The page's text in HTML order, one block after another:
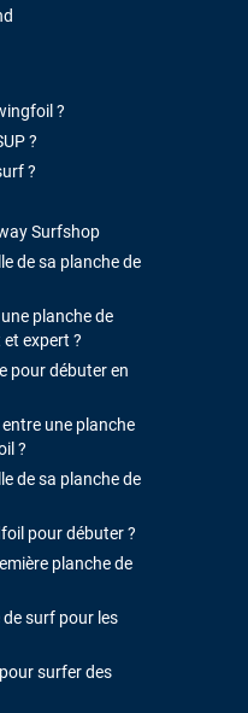
?
?
?
Surfshop
de sa planche de
planche de
expert ?
pour débuter en
une planche
?
de sa planche de
pour débuter ?
planche de
de surf pour les
surfer des